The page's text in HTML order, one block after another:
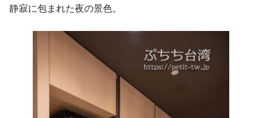
静寂に包まれた夜の景色。